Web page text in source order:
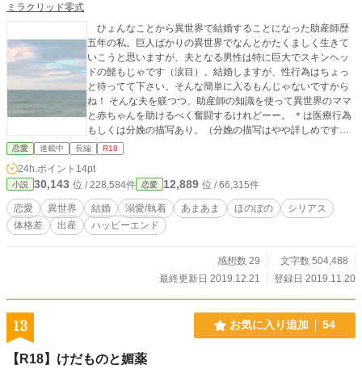
ミラクリッド零式
ひょんなことから異世界で結婚することになった助産師歴
五年の私。巨人ばかりの異世界でなんとかたくましく生きて
いこうと思いますが、夫となる男性は特に巨大でスキンヘッ
ドの髭もじゃです（涙目）。結婚しますが、性行為はちょっ
と待ってて下さい。そんな簡単に入るもんじゃないですから
ね！ そんな夫を躾つつ、助産師の知識を使って異世界のママ
と赤ちゃんを助けるべく奮闘するけれどーー。 ＊は医療行為
もしくは分娩の描写あり。（分娩の描写はやや詳しめです）
＊＊は性行為もしくはそれに準ずる描写あり 苦手な方はご注
意下さい。 ☆ムーンライトノベルズ様にも投稿させていただ
いております。
恋愛 連載中 長編 R18
24h.ポイント 14pt
小説 30,143 位 / 228,584件 恋愛 12,889 位 / 66,315件
恋愛 異世界 結婚 溺愛/執着 あまあま ほのぼの
シリアス
体格差
出産 ハッピーエンド
感想数 29
文字数 504,488
最終更新日 2019.12.21
登録日 2019.11.20
13 お気に入り追加 54
【R18】けだものと媚薬